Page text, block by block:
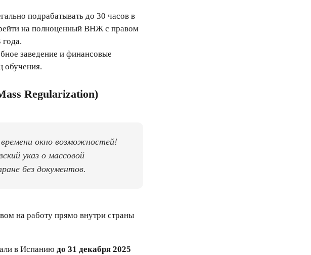
подрабатывать до 30 часов в
на полноценный ВНЖ с правом
года.
заведение и финансовые
обучения.
Regularization)
окно возможностей!
указ о массовой
без документов.
на работу прямо внутри страны
в Испанию до 31 декабря 2025